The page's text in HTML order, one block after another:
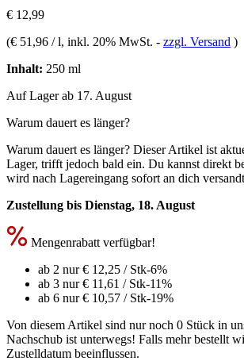
€ 12,99
(€ 51,96 / l, inkl. 20% MwSt. - zzgl. Versand )
Inhalt: 250 ml
Auf Lager ab 17. August
Warum dauert es länger?
Warum dauert es länger? Dieser Artikel ist
Lager, trifft jedoch bald ein. Du kannst direkt
wird nach Lagereingang sofort an dich
Zustellung bis Dienstag, 18. August
Mengenrabatt verfügbar!
ab 2 nur€ 12,25 / Stk-6%
ab 3 nur€ 11,61 / Stk-11%
ab 6 nur€ 10,57 / Stk-19%
Von diesem Artikel sind nur noch 0 Stück in
Nachschub ist unterwegs! Falls mehr bestellt
Zustelldatum beeinflussen.